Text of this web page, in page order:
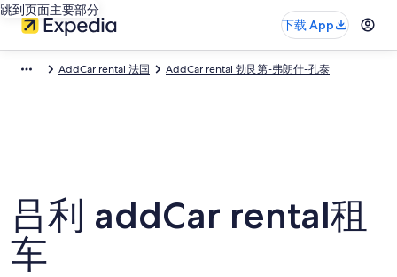
跳到页面主要部分
下载 App
AddCar rental 法国 AddCar rental 勃艮第-弗朗什-孔泰
吕利 addCar rental租
车